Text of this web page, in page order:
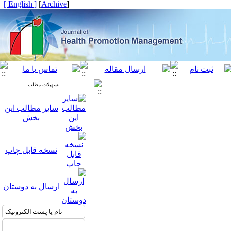
[
Archive
]
[ English ]
تسهیلات مطلب
سایر مطالب این
بخش
نسخه قابل چاپ
ارسال به دوستان